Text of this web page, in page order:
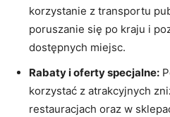
korzystanie ⁣z‍ transportu
poruszanie się po kraju i
dostępnych ​miejsc.
Rabaty i oferty specjalne:
⁢korzystać ‍z atrakcyjnych
restauracjach oraz w